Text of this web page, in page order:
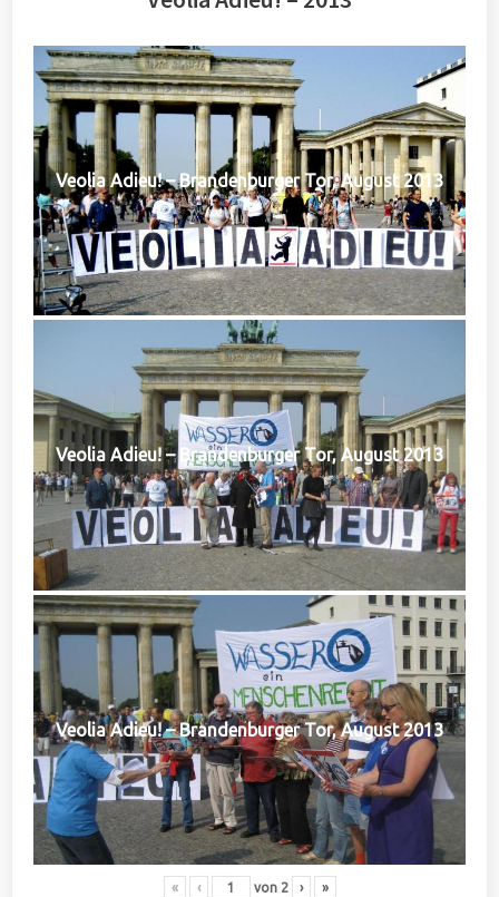
Veolia Adieu! – Brandenburger Tor, August 2013
Veolia Adieu! – Brandenburger Tor, August 2013
Veolia Adieu! – Brandenburger Tor, August 2013
« ‹ von 2 › »